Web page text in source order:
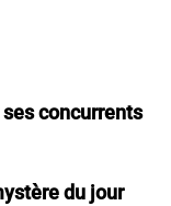
concurrents
du jour